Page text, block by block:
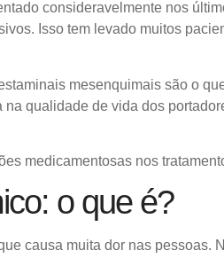
consideravelmente nos
Isso tem levado muitos
mesenquimais são o
qualidade de vida dos
medicamentosas nos
o que é?
causa muita dor nas pessoas.